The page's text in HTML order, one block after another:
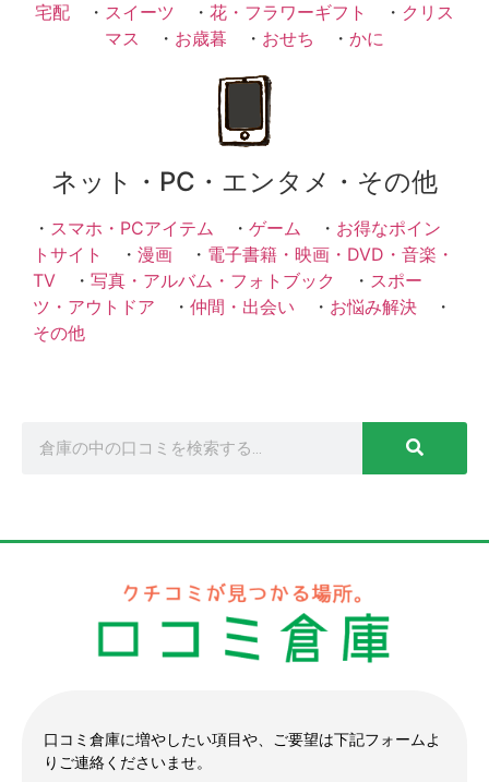
宅配 ・ スイーツ ・ 花・フラワーギフト ・ クリス
マス ・ お歳暮 ・ おせち ・ かに
ネット・PC・エンタメ・その他
・ スマホ・PCアイテム ・ ゲーム ・ お得なポイン
トサイト
・ 漫画 ・ 電子書籍・映画・DVD・音楽・
TV ・ 写真・アルバム・フォトブック ・ スポー
ツ・アウトドア ・ 仲間・出会い ・ お悩み解決 ・
その他
口コミ倉庫に増やしたい項目や、ご要望は下記フォームよ
りご連絡くださいませ。